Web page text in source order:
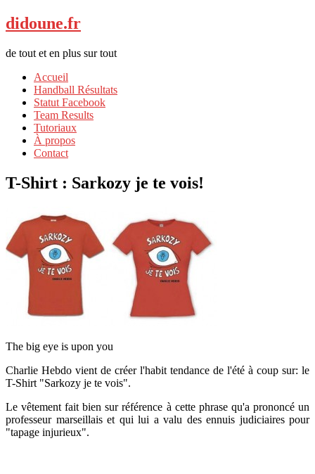
didoune.fr
de tout et en plus sur tout
Accueil
Handball Résultats
Statut Facebook
Team Results
Tutoriaux
À propos
Contact
T-Shirt : Sarkozy je te vois!
The big eye is upon you
Charlie Hebdo vient de créer l'habit tendance de l'été à coup sur: le
T-Shirt "Sarkozy je te vois".
Le vêtement fait bien sur référence à cette phrase qu'a prononcé un
professeur marseillais et qui lui a valu des ennuis judiciaires pour
"tapage injurieux".